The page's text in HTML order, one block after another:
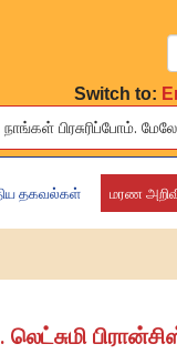
Switch to:
பிரசுரிப்போம்.
and friends to
தகவல்கள் மரண
லெட்சுமி